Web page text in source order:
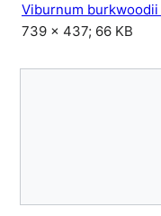
Viburnum
739 × 437; 66 KB